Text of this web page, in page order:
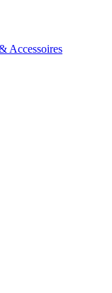
Accessoires